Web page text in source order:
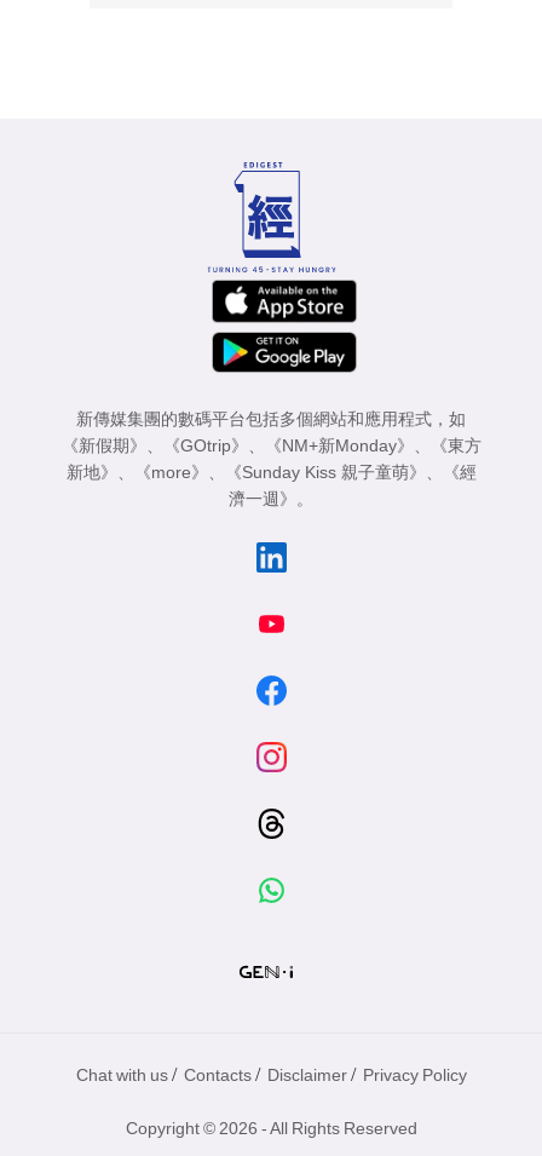
新傳媒集團的數碼平台包括多個網站和應用程式，如
《新假期》
《GOtrip》 《NM+新Monday》
《東方
新地》
《more》 《Sunday Kiss 親子童萌》
《經
濟一週》
。
Chat with us / Contacts / Disclaimer / Privacy Policy
Copyright © 2026 - All Rights Reserved